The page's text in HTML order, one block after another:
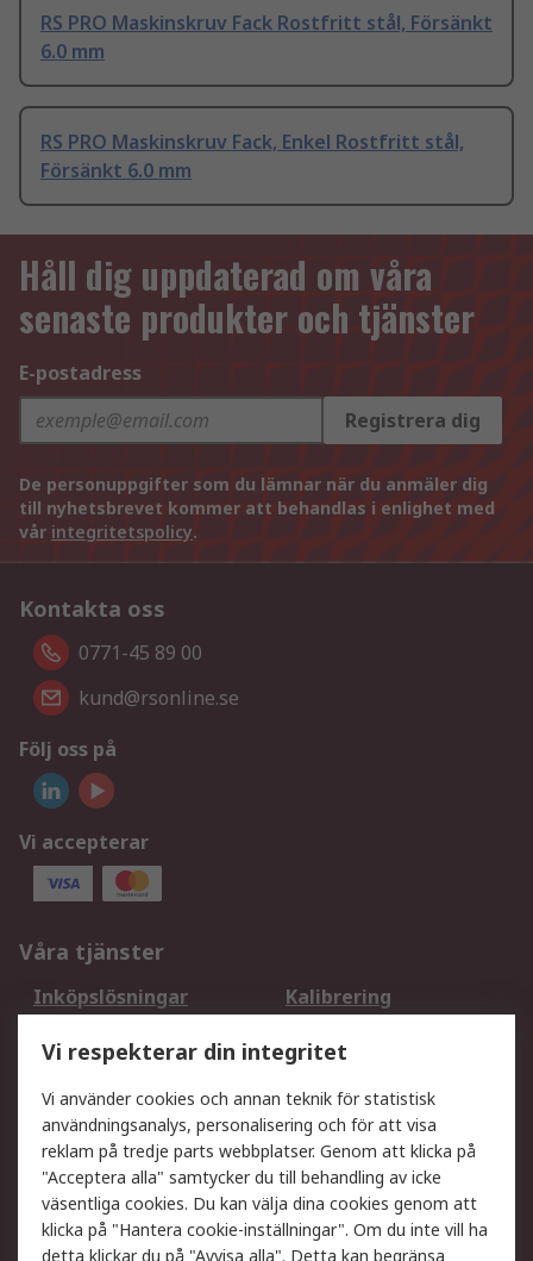
RS PRO Maskinskruv Fack Rostfritt stål, Försänkt
6.0 mm
RS PRO Maskinskruv Fack, Enkel Rostfritt stål,
Försänkt 6.0 mm
Håll dig uppdaterad om våra
senaste produkter och tjänster
E-postadress
Registrera dig
De personuppgifter som du lämnar när du anmäler dig
till nyhetsbrevet kommer att behandlas i enlighet med
vår integritetspolicy.
Kontakta oss
0771-45 89 00
kund@rsonline.se
Följ oss på
Vi accepterar
Våra tjänster
Inköpslösningar
Kalibrering
DesignSpark
Teknisk Support
Ditt lokala säljteam
Exportlösningar
Support
Få hjälp
Retur av varor
Leverans
Spåra din order
Vi respekterar din integritet
Vi använder cookies och annan teknik för statistisk
användningsanalys, personalisering och för att visa
reklam på tredje parts webbplatser. Genom att klicka på
"Acceptera alla" samtycker du till behandling av icke
väsentliga cookies. Du kan välja dina cookies genom att
klicka på "Hantera cookie-inställningar". Om du inte vill ha
detta klickar du på "Avvisa alla". Detta kan begränsa